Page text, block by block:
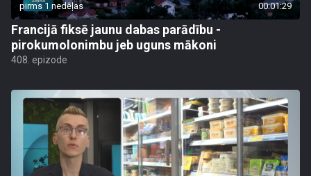
pirms 1 nedēļas 00:01:29
Francijā fiksē jaunu dabas parādību -
pirokumolonimbu jeb uguns mākoni
408. epizode